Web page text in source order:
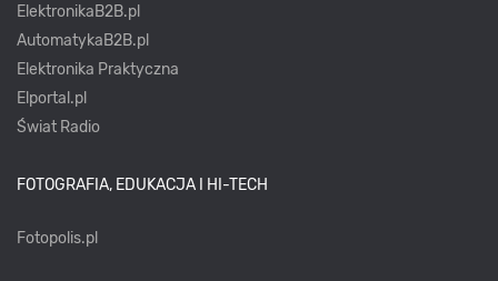
ElektronikaB2B.pl
AutomatykaB2B.pl
Elektronika Praktyczna
Elportal.pl
Świat Radio
FOTOGRAFIA, EDUKACJA I HI-TECH
Fotopolis.pl